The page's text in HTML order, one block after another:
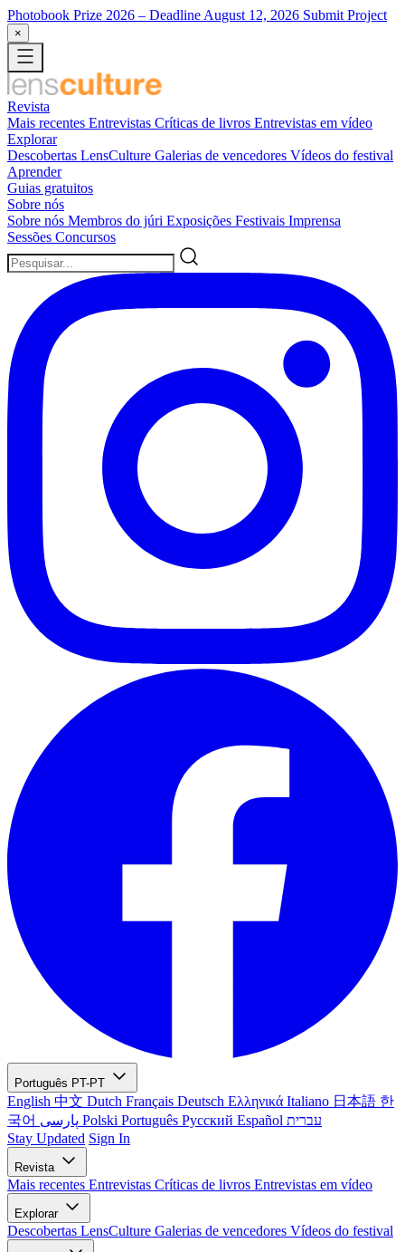
Photobook Prize 2026 – Deadline August 12, 2026 Submit Project
×
Revista
Mais recentes Entrevistas Críticas de livros Entrevistas em vídeo
Explorar
Descobertas LensCulture Galerias de vencedores Vídeos do festival
Aprender
Guias gratuitos
Sobre nós
Sobre nós Membros do júri Exposições Festivais Imprensa
Sessões Concursos
Português PT-PT
English 中文 Dutch Français Deutsch Ελληνικά Italiano 日本語 한
국어
Polski Português Русский Español עברית
Stay Updated Sign In
Revista
Mais recentes Entrevistas Críticas de livros Entrevistas em vídeo
Explorar
Descobertas LensCulture Galerias de vencedores Vídeos do festival